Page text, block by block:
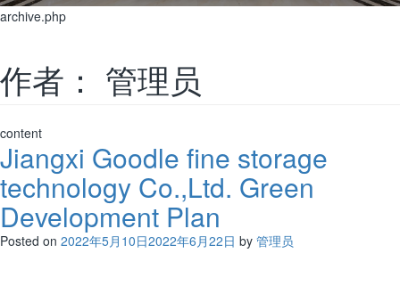
archive.php
作者： 管理员
content
Jiangxi Goodle fine storage
technology Co.,Ltd. Green
Development Plan
Posted on 2022年5月10日2022年6月22日 by 管理员